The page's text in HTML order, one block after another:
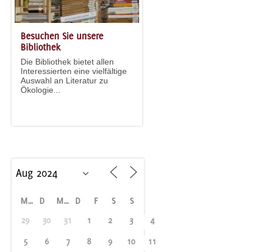
Besuchen Sie unsere
Bibliothek
Die Bibliothek bietet allen
Interessierten eine vielfältige
Auswahl an Literatur zu
Ökologie...
M D M D F S
S
29
30 31 1 2 3 4
5 6 7 8 9 10 11